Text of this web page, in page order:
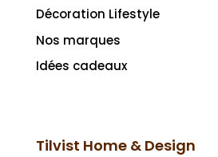
Décoration Lifestyle
Nos marques
Idées cadeaux
Tilvist Home & Design